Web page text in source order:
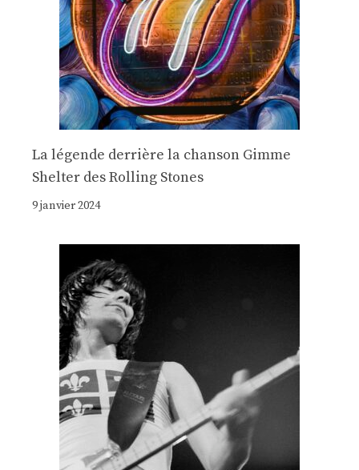
La légende derrière la chanson Gimme
Shelter des Rolling Stones
9 janvier 2024